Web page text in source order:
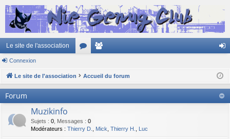
Le site de l'association
u m ne
Connexion
Le site de l'association Accueil du forum
Forum
Muzikinfo
Sujets : 0 Messages : 0
Modérateurs : Thierry D. Mick Thierry H. Luc